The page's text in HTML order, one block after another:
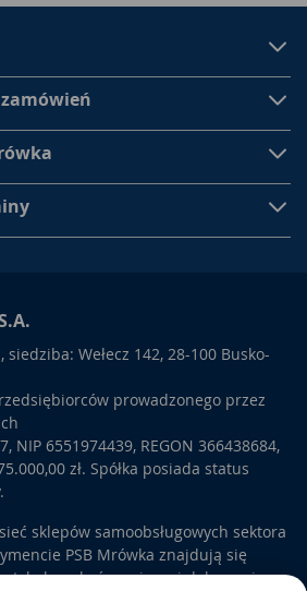
zamówień
siedziba: Wełecz 142, 28-100 Busko-
prowadzonego przez
NIP 6551974439, REGON 366438684,
zł. Spółka posiada status
sklepów samoobsługowych sektora
PSB Mrówka znajdują się
wykończeniowe i dekoracyjne,